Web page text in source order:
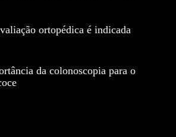
ortopédica é indicada
da colonoscopia para o